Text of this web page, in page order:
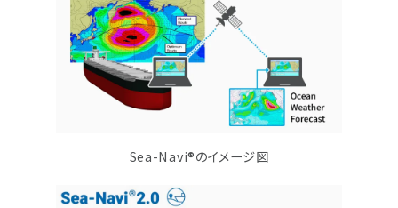
Sea-Navi®のイメージ図